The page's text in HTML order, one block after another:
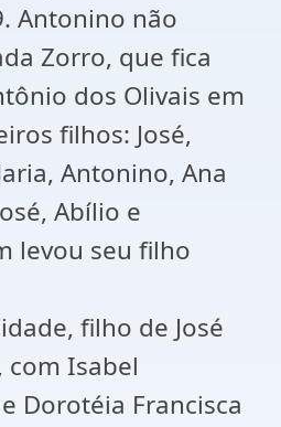
Antonino não
Zorro, que fica
dos Olivais em
filhos: José,
Antonino, Ana
Abílio e
levou seu filho
filho de José
com Isabel
Dorotéia Francisca